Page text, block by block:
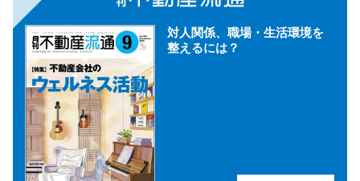
対人関係、職場・生活環境を
整えるには？